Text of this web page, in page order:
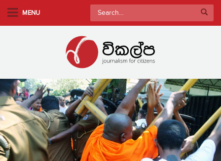
m
a
i
n
c
o
n
MENU
Search
for: